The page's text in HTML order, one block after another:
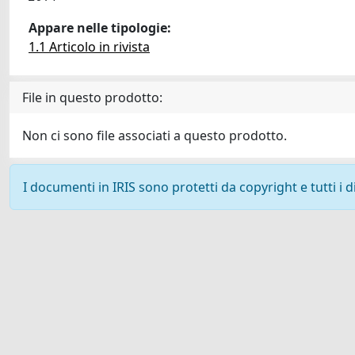
Appare nelle tipologie:
1.1 Articolo in rivista
File in questo prodotto:
Non ci sono file associati a questo prodotto.
I documenti in IRIS sono protetti da copyright e tutti i